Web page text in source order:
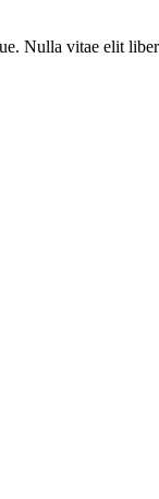
Nulla vitae elit